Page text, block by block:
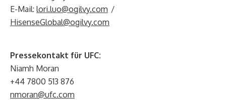
E-Mail: lori.luo@ogilvy.com /
HisenseGlobal@ogilvy.com
Pressekontakt für UFC:
Niamh Moran
+44 7800 513 876
nmoran@ufc.com